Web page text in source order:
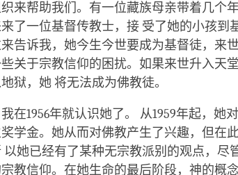
来帮助我们。有一位藏族母亲带着几个
了一位基督传教士，接 受了她的小孩到
告诉我，她今生今世要成为基督徒，来
关于宗教信仰的困扰。如果来世升入天
狱，她 将无法成为佛教徒。
在1956年就认识她了。 从1959年起，她
学金。她从而对佛教产生了兴趣，但在
以她已经有了某种无宗教派别的观点，尽
教信仰。在她生命的最后阶段，神的概